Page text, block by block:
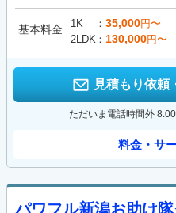
基本料金 1K 35,000円〜
2LDK
130,000円〜
見積もり依頼
ただいま電話時間外
料金・サ
パワフル新潟お助け